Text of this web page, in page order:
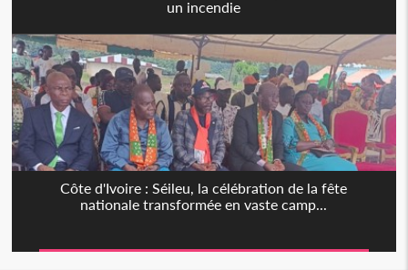
un incendie
Côte d'Ivoire : Séileu, la célébration de la fête
nationale transformée en vaste camp...